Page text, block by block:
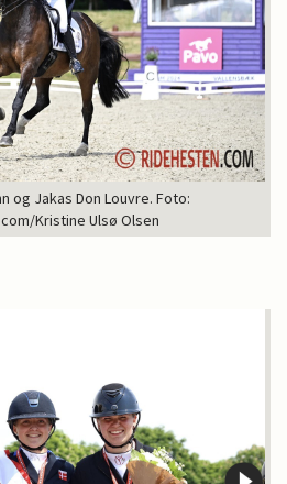
og Jakas Don Louvre. Foto:
Kristine Ulsø Olsen